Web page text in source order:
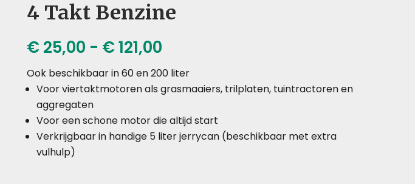
4 Takt Benzine
€ 25,00 - €121,00
tot
€ 121,00
Ook beschikbaar in 60 en 200 liter
Voor viertaktmotoren als grasmaaiers, trilplaten, tuintractoren en
aggregaten
Voor een schone motor die altijd start
Verkrijgbaar in handige 5 liter jerrycan (beschikbaar met extra
vulhulp)